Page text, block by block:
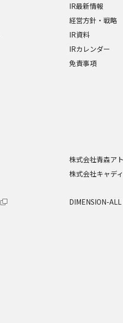
IR最新情報
経営方針・戦略
IR資料
IRカレンダー
免責事項
株式会社青森ア
株式会社キャデ
DIMENSION-ALL